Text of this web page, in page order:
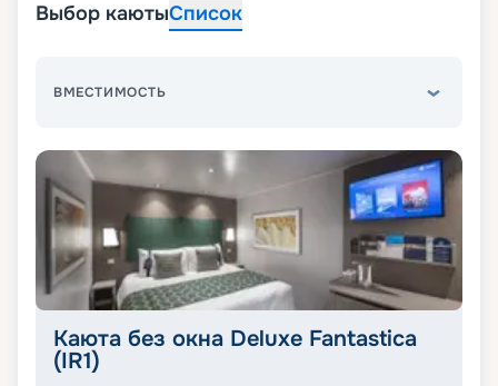
Выбор каютыСписок
ВМЕСТИМОСТЬ
Каюта без окна Deluxe Fantastica
(IR1)